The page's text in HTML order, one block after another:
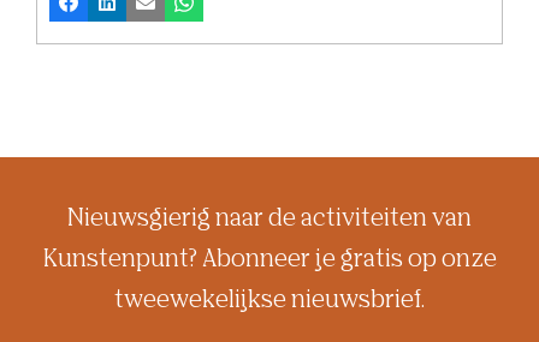
Facebook
LinkedInE-mailWhatsapp
Nieuwsgierig naar de activiteiten van
Kunstenpunt? Abonneer je gratis op onze
tweewekelijkse nieuwsbrief.